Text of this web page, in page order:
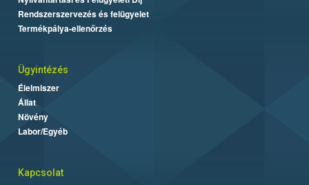
Rendszerszervezés és felügyelet
Termékpálya-ellenőrzés
Ügyintézés
Élelmiszer
Állat
Növény
Labor/Egyéb
Kapcsolat